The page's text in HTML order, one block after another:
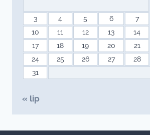
3
4 5 6 7
10
11 12 13 14
17
18 19 20 21
24
25 26 27 28
31
« lip